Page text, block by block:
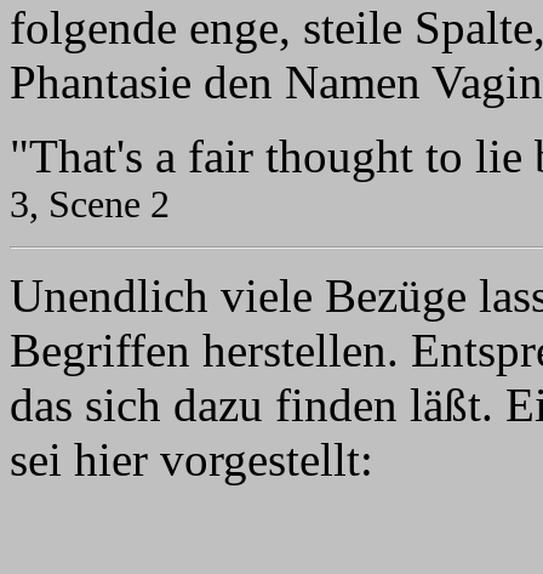
folgende enge, steile
Phantasie den Namen
"That's a fair thought to lie
3, Scene 2
Unendlich viele Bezüge
Begriffen herstellen.
das sich dazu finden läßt.
sei hier vorgestellt: